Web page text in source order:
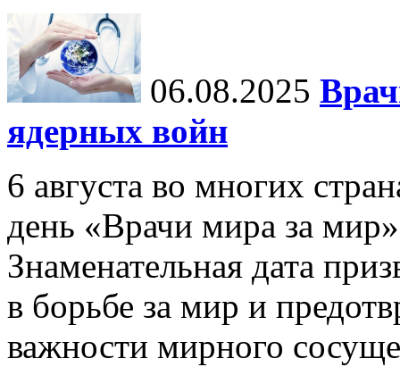
06.08.2025
ядерных войн
6 августа во многих
день «Врачи мира за
Знаменательная дата
в борьбе за мир и
важности мирного